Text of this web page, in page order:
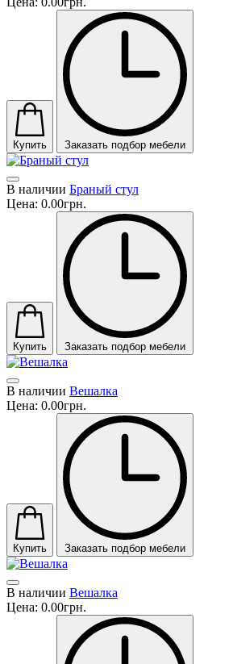
Купить Заказать подбор мебели
В наличии Браный стул
Цена: 0.00грн.
Купить Заказать подбор мебели
В наличии Вешалка
Цена: 0.00грн.
Купить Заказать подбор мебели
В наличии Вешалка
Цена: 0.00грн.